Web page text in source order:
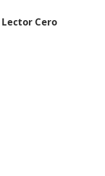
Lector Cero